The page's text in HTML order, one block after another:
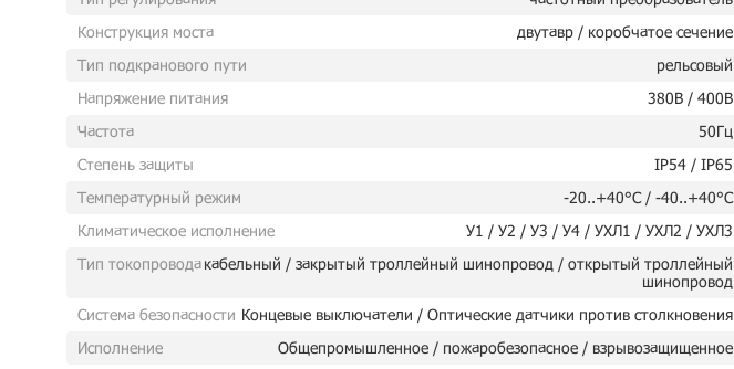
Конструкция моста
двутавр / коробчатое сечение
Тип подкранового пути
рельсовый
Напряжение питания
380В / 400В
Частота
50Гц
Степень защиты
IP54 / IP65
Температурный режим
-20..+40°C / -40..+40°C
Климатическое исполнение
У1 / У2 / У3 / У4 / УХЛ1 / УХЛ2 / УХЛ3
Тип токопроводакабельный / закрытый троллейный шинопровод / открытый троллейный
шинопровод
Система безопасности Концевые выключатели / Оптические датчики против столкновения
Исполнение
Общепромышленное / пожаробезопасное / взрывозащищенное